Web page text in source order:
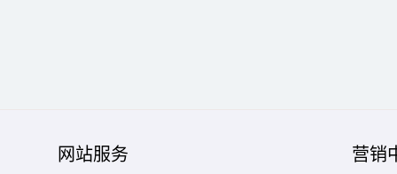
网站服务 营销